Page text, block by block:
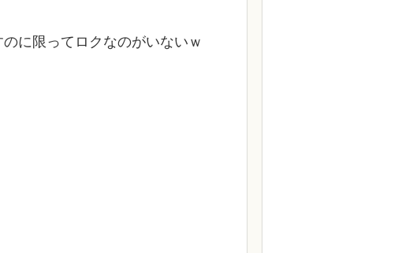
に限ってロクなのがいないｗ